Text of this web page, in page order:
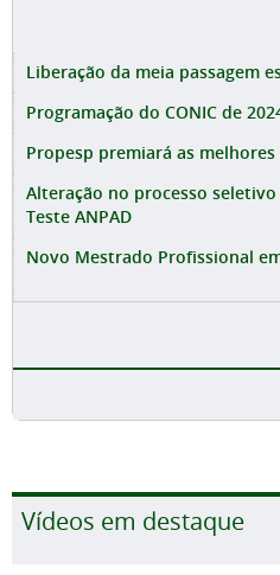
Liberação da meia passagem
Programação do CONIC de
Propesp premiará as
Alteração no processo seletivo
Teste ANPAD
Novo Mestrado Profissional
Vídeos em destaque